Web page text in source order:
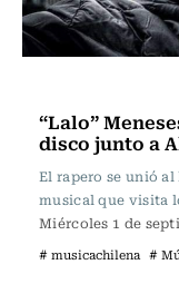
“Lalo”
disco junto a
El rapero se unió
musical que visita
Miércoles 1 de
# musicachilena #